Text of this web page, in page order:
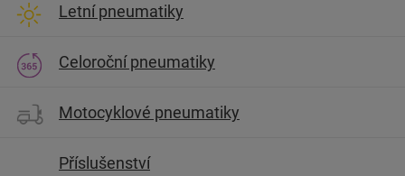
Letní pneumatiky
Celoroční pneumatiky
Motocyklové pneumatiky
Příslušenství